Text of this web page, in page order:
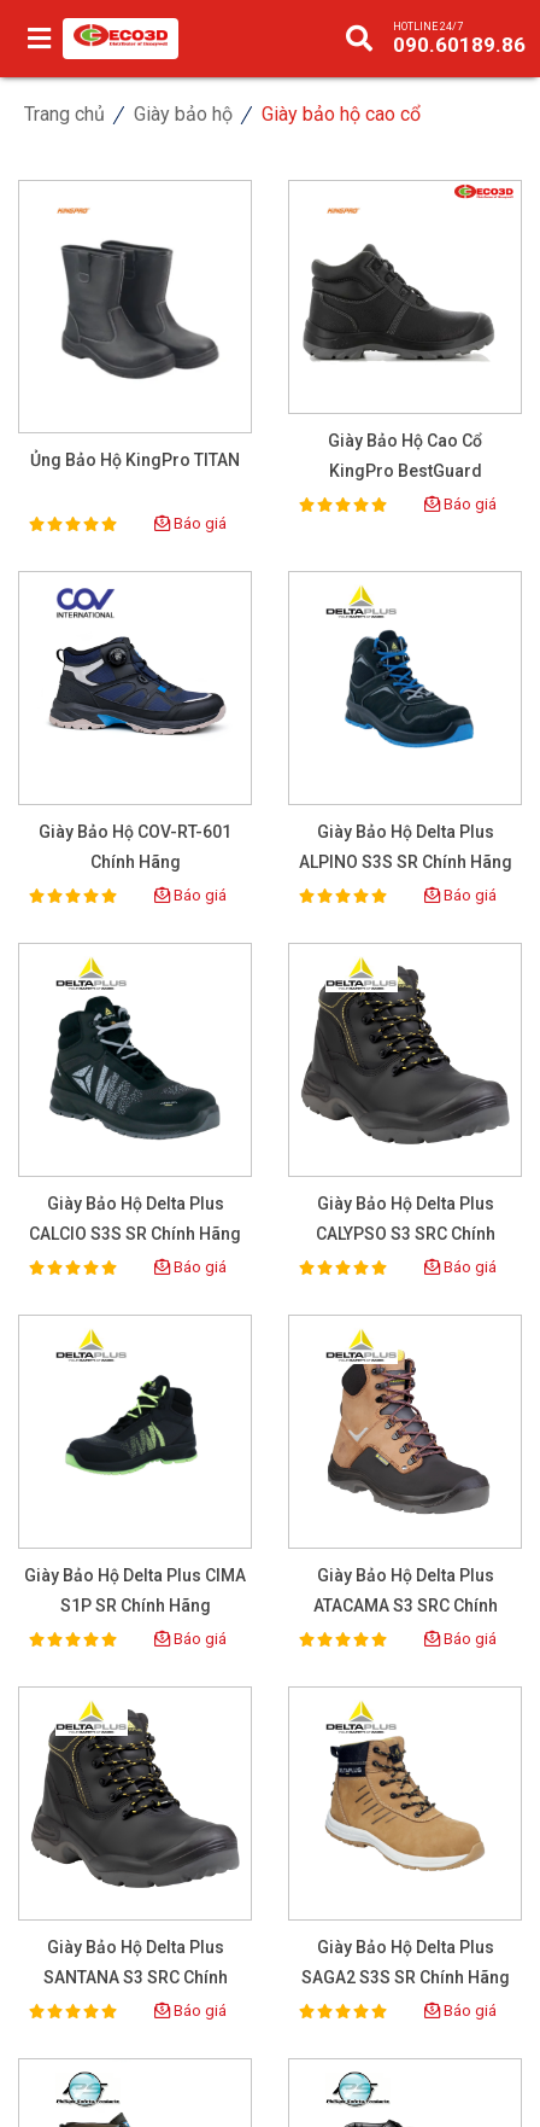
HOTLINE 24/7
090.60189.86
Trang chủ Giày bảo hộ Giày bảo hộ cao cổ
Ủng Bảo Hộ KingPro TITAN
Rating:
100% Báo giá
Giày Bảo Hộ Cao Cổ
KingPro BestGuard
Rating:
100% Báo giá
Giày Bảo Hộ COV-RT-601
Chính Hãng
Rating:
100% Báo giá
Giày Bảo Hộ Delta Plus
ALPINO S3S SR Chính Hãng
Rating:
100% Báo giá
Giày Bảo Hộ Delta Plus
CALCIO S3S SR Chính Hãng
Rating:
100% Báo giá
Giày Bảo Hộ Delta Plus
CALYPSO S3 SRC Chính
Hãng
Rating:
100% Báo giá
Giày Bảo Hộ Delta Plus CIMA
S1P SR Chính Hãng
Rating:
100% Báo giá
Giày Bảo Hộ Delta Plus
ATACAMA S3 SRC Chính
Hãng
Rating:
100% Báo giá
Giày Bảo Hộ Delta Plus
SANTANA S3 SRC Chính
Hãng
Rating:
100% Báo giá
Giày Bảo Hộ Delta Plus
SAGA2 S3S SR Chính Hãng
Rating:
100% Báo giá